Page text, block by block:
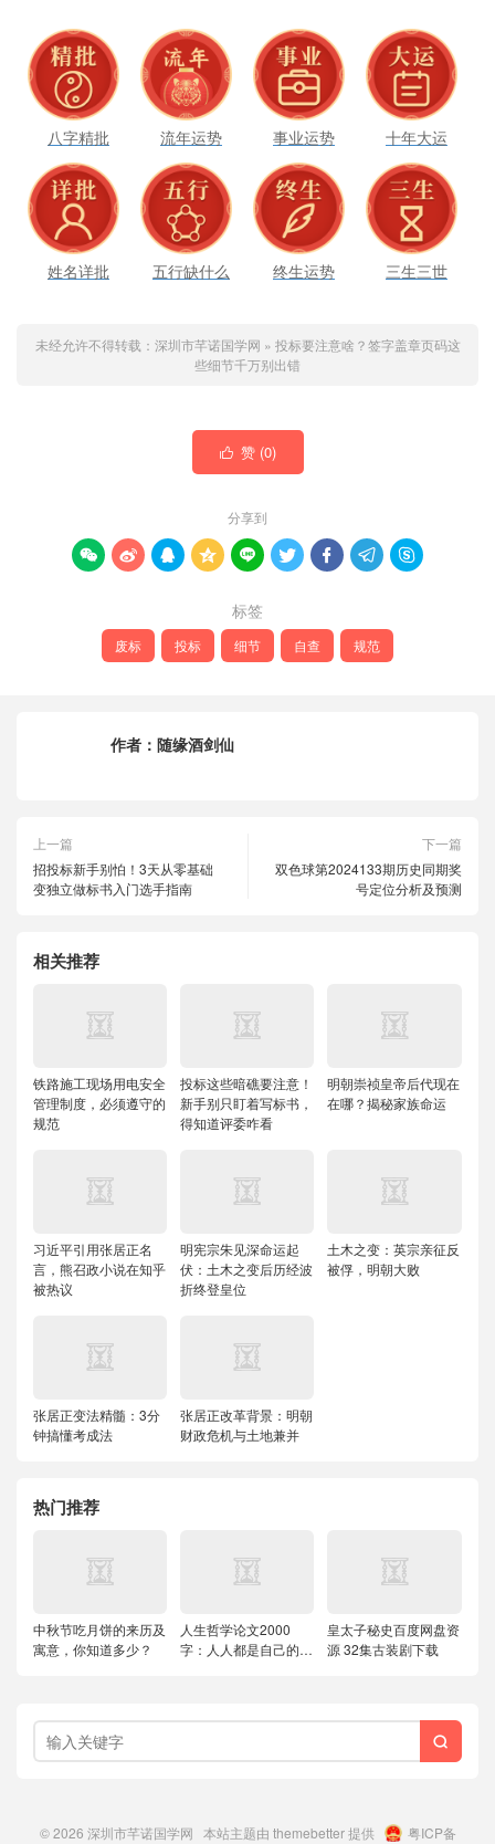
八字精批 流年运势 事业运势 十年大运
姓名详批 五行缺什么 终生运势 三生三世
未经允许不得转载： 深圳市芊诺国学网 » 投标要注意啥？签字盖章页码这
些细节千万别出错
 赞 (0)
分享到
        
标签
废标 投标 细节 自查 规范
作者： 随缘酒剑仙
上一篇
招投标新手别怕！3天从零基础
变独立做标书入门选手指南
下一篇
双色球第2024133期历史同期奖
号定位分析及预测
相关推荐
铁路施工现场用电安全
管理制度，必须遵守的
规范
投标这些暗礁要注意！
新手别只盯着写标书，
得知道评委咋看
明朝崇祯皇帝后代现在
在哪？揭秘家族命运
习近平引用张居正名
言，熊召政小说在知乎
被热议
明宪宗朱见深命运起
伏：土木之变后历经波
折终登皇位
土木之变：英宗亲征反
被俘，明朝大败
张居正变法精髓：3分
钟搞懂考成法
张居正改革背景：明朝
财政危机与土地兼并
热门推荐
中秋节吃月饼的来历及
寓意，你知道多少？
人生哲学论文2000
字：人人都是自己的哲
皇太子秘史百度网盘资
源 32集古装剧下载

© 2026 深圳市芊诺国学网 本站主题由 themebetter提供
粤ICP备